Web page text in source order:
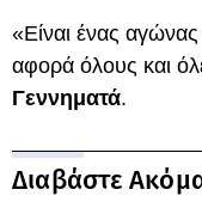
«Είναι ένας
αφορά όλους και
Γεννηματά.
Διαβάστε